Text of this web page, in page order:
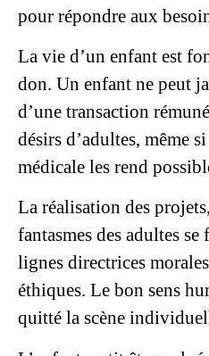
pour répondre aux
La vie d’un enfant est
don. Un enfant ne peut
d’une transaction
désirs d’adultes, même
médicale les rend
La réalisation des
fantasmes des adultes se
lignes directrices
éthiques. Le bon sens
quitté la scène